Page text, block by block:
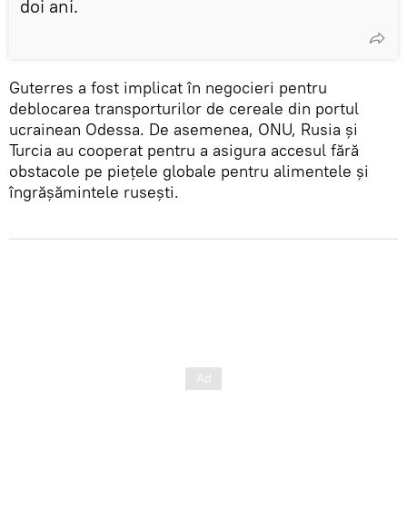
doi ani.
Guterres a fost implicat în negocieri pentru
deblocarea transporturilor de cereale din portul
ucrainean Odessa. De asemenea, ONU, Rusia și
Turcia au cooperat pentru a asigura accesul fără
obstacole pe piețele globale pentru alimentele și
îngrășămintele rusești.